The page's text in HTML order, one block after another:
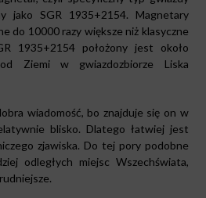
jako SGR 1935+2154. Magnetary
do 10000 razy większe niż klasyczne
1935+2154 położony jest około
Ziemi w gwiazdozbiorze Liska
wiadomość, bo znajduje się on w
blisko. Dlatego łatwiej jest
zjawiska. Do tej pory podobne
odległych miejsc Wszechświata,